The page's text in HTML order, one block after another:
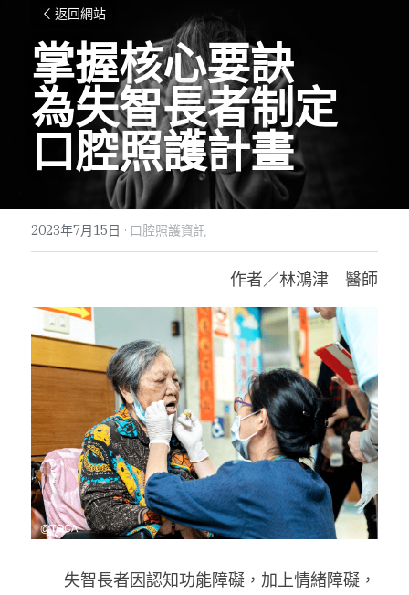
返回網站
掌握核心要訣
為失智長者制定
口腔照護計畫
2023年7月15日 · 口腔照護資訊
作者／林鴻津　醫師
失智長者因認知功能障礙，加上情緒障礙，